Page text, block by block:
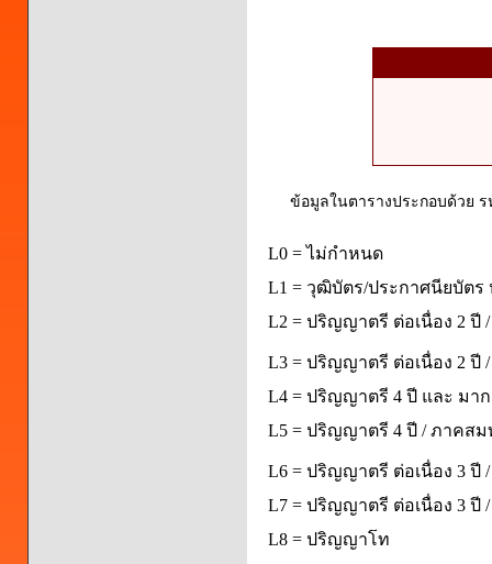
ข้อมูลในตารางประกอบด้วย
L0 = ไม่กำหนด
L1 = วุฒิบัตร/ประกาศนียบัตร
L2 = ปริญญาตรี ต่อเนื่อง 2 ปี
L3 = ปริญญาตรี ต่อเนื่อง 2 ปี
L4 = ปริญญาตรี 4 ปี และ มา
L5 = ปริญญาตรี 4 ปี / ภาคส
L6 = ปริญญาตรี ต่อเนื่อง 3 ปี
L7 = ปริญญาตรี ต่อเนื่อง 3 ปี
L8 = ปริญญาโท